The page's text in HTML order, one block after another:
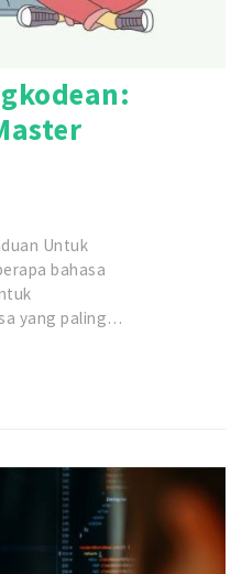
Untuk
bahasa
yang paling…